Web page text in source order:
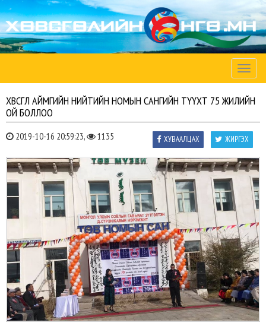
Toggle
ХӨВСГӨЛ АЙМГИЙН НИЙТИЙН НОМЫН САНГИЙН ТҮҮХТ 75 ЖИЛИЙН
ОЙ БОЛЛОО
2019-10-16 20:59:23, 1135 ЖИРГЭХ
ХУВААЛЦАХ